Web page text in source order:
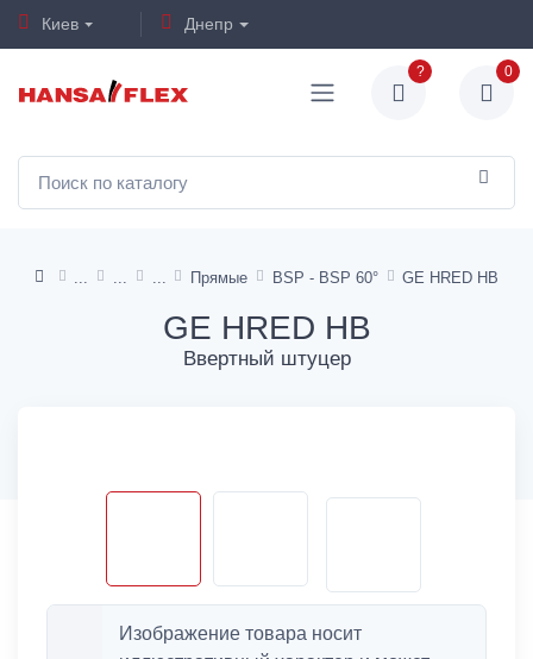
Киев Днепр
? 0
Прямые BSP - BSP 60° GE HRED HB
GE HRED HB
Ввертный штуцер
Изображение товара носит